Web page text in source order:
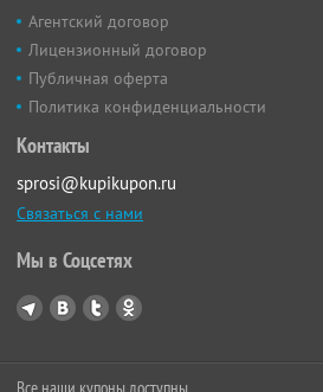
Агентский договор
Лицензионный договор
Публичная оферта
Политика конфиденциальности
Контакты
sprosi@kupikupon.ru
Связаться с нами
Мы в Соцсетях